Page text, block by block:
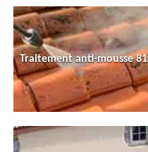
Traitement anti-mousse 81